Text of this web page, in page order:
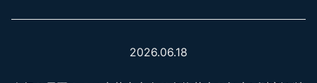
2026.06.18